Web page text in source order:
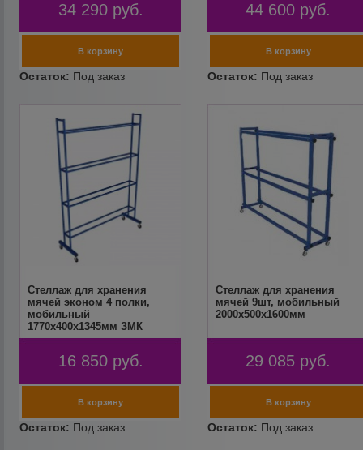
34 290 руб. 44 600 руб.
Стеллаж для хранения
мячей эконом 4 полки,
мобильный
1770х400х1345мм ЗМК
16 850 руб.
Стеллаж для хранения
мячей 9шт, мобильный
2000х500x1600мм
29 085 руб.